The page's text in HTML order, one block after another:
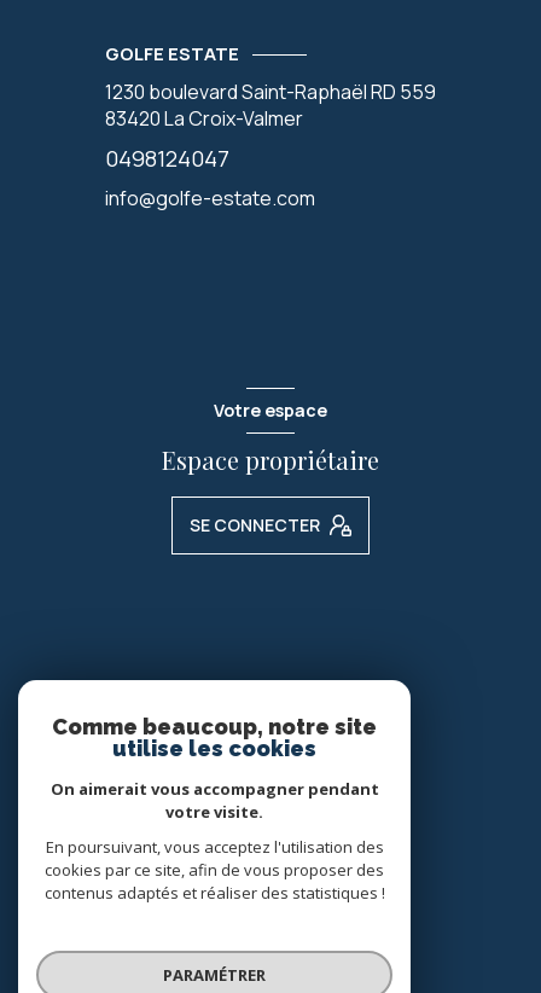
GOLFE ESTATE
1230 boulevard Saint-Raphaël RD 559
83420La Croix-Valmer
0498124047
info@golfe-estate.com
Votre espace
Espace propriétaire
SE CONNECTER
Nos réseaux
Nous suivre
© 2026 | Tous droits réservés
Comme beaucoup, notre site
utilise les cookies
On aimerait vous accompagner pendant
votre visite.
En poursuivant, vous acceptez l'utilisation des
cookies par ce site, afin de vous proposer des
contenus adaptés et réaliser des statistiques !
PARAMÉTRER